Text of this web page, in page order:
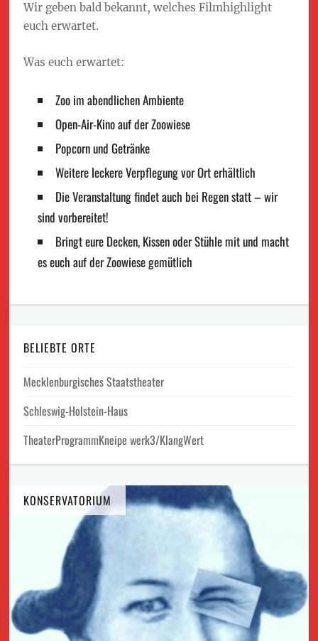
Wir geben bald bekannt, welches Filmhighlight
euch erwartet.
Was euch erwartet:
Zoo im abendlichen Ambiente
Open-Air-Kino auf der Zoowiese
Popcorn und Getränke
Weitere leckere Verpflegung vor Ort erhältlich
Die Veranstaltung findet auch bei Regen statt – wir
sind vorbereitet!
Bringt eure Decken, Kissen oder Stühle mit und macht
es euch auf der Zoowiese gemütlich
BELIEBTE ORTE
Mecklenburgisches Staatstheater
Schleswig-Holstein-Haus
TheaterProgrammKneipe werk3/KlangWert
KONSERVATORIUM